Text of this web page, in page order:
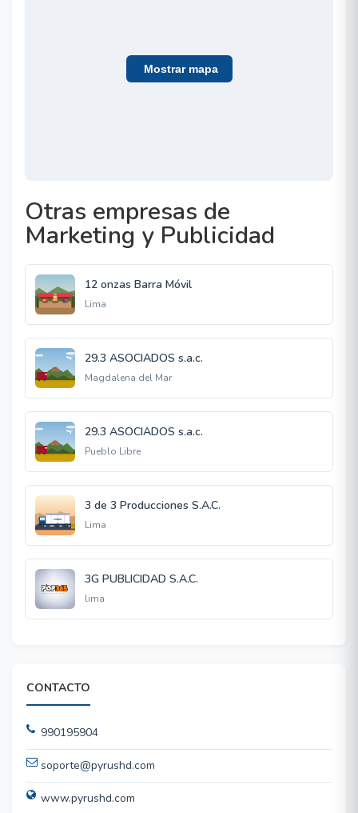
Mostrar mapa
Otras empresas de
Marketing y Publicidad
12 onzas Barra Móvil
Lima
29.3 ASOCIADOS s.a.c.
Magdalena del Mar
29.3 ASOCIADOS s.a.c.
Pueblo Libre
3 de 3 Producciones S.A.C.
Lima
3G PUBLICIDAD S.A.C.
lima
CONTACTO
990195904
soporte@pyrushd.com
www.pyrushd.com